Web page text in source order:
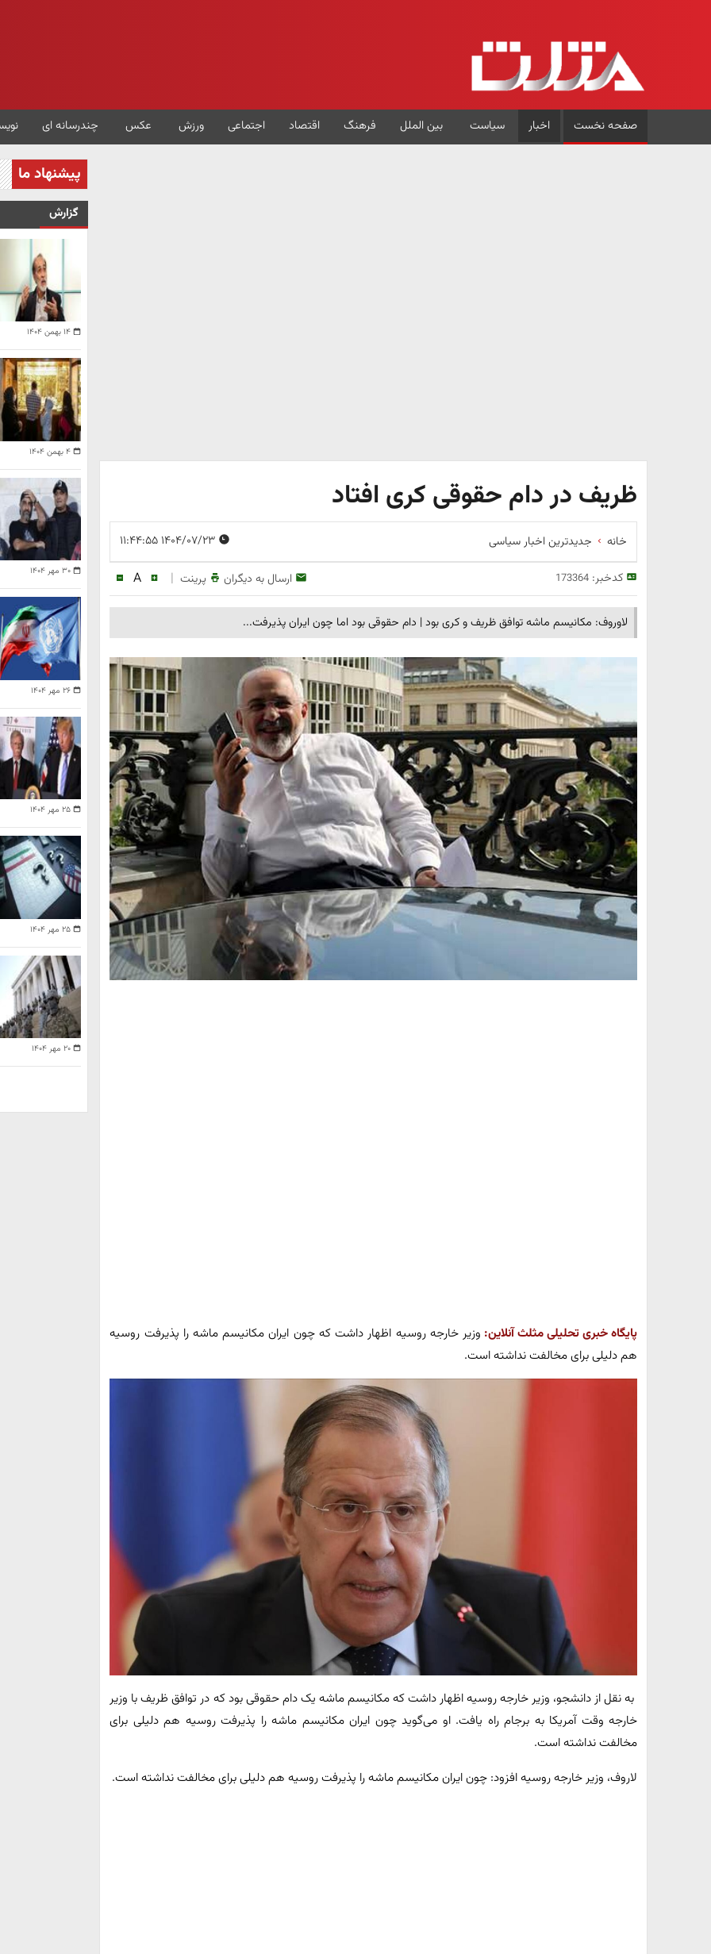
صفحه نخست اخبار سیاست بین الملل فرهنگ اقتصاد اجتماعی ورزش عکس چندرسانه ای
ظریف در دام حقوقی کری افتاد
خانه جدیدترین اخبار سیاسی
کدخبر:173364 ارسال به دیگران پرینت |
A
لاوروف: مکانیسم ماشه توافق ظریف و کری بود | دام حقوقی بود اما چون ایران پذیرفت...
پایگاه خبری تحلیلی مثلث آنلاین: وزیر خارجه روسیه اظهار داشت که چون ایران مکانیسم ماشه را پذیرفت روسیه
هم دلیلی برای مخالفت نداشته است.
به نقل از دانشجو، وزیر خارجه روسیه اظهار داشت که مکانیسم ماشه یک دام حقوقی بود که در توافق ظریف با وزیر
خارجه وقت آمریکا به برجام راه یافت. او می‌گوید چون ایران مکانیسم ماشه را پذیرفت روسیه هم دلیلی برای
مخالفت نداشته است.
لاروف، وزیر خارجه روسیه افزود: چون ایران مکانیسم ماشه را پذیرفت روسیه هم دلیلی برای مخالفت نداشته است.
پیشنهاد ما
گزارش
۱۴ بهمن ۱۴۰۴
۴ بهمن ۱۴۰۴
۳۰ مهر ۱۴۰۴
۲۶ مهر ۱۴۰۴
۲۵ مهر ۱۴۰۴
۲۵ مهر ۱۴۰۴
۲۰ مهر ۱۴۰۴